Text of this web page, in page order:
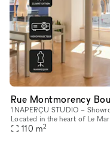
Rue Montmorency
'INAPERÇU STUDIO –
Located in the heart of Le
after neighborhoods,
110 m2